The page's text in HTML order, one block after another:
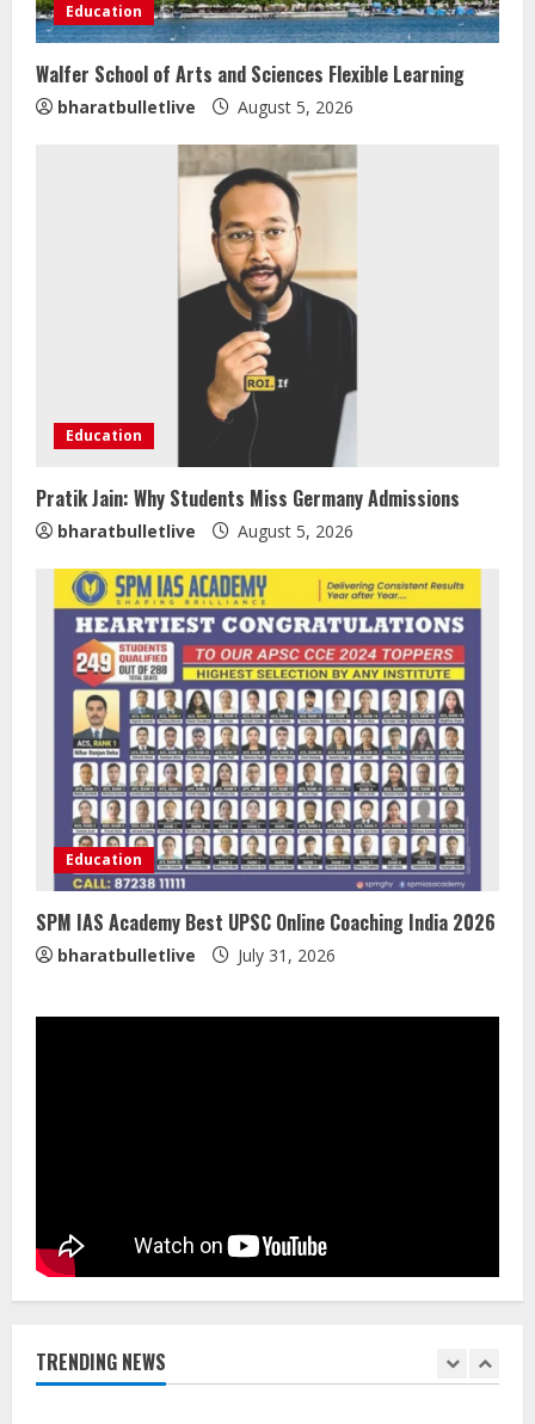
Education
Walfer School of Arts and Sciences Flexible Learning
bharatbulletlive August 5, 2026
Education
Pratik Jain: Why Students Miss Germany Admissions
bharatbulletlive August 5, 2026
Education
SPM IAS Academy Best UPSC Online Coaching India 2026
bharatbulletlive July 31, 2026
TRENDING NEWS
2
ZOOVATE INDIA PRIVATE LIMITED Pet
Healthcare Guide
August 5, 2026
3
Walfer School of Arts and Sciences
Flexible Learning
August 5, 2026
Mark Zuckerberg Apology Sought Over
PM Modi Video
2